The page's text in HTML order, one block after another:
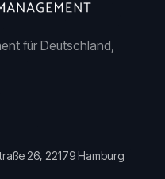
für Deutschland,
26, 22179 Hamburg